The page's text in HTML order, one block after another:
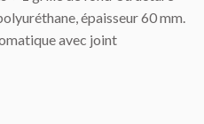
épaisseur 60 mm.
avec joint